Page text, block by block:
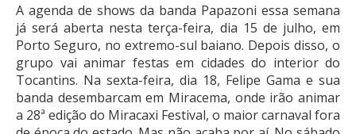
A agenda de shows da banda Papazoni essa semana
já será aberta nesta terça-feira, dia 15 de julho, em
Porto Seguro, no extremo-sul baiano. Depois disso, o
grupo vai animar festas em cidades do interior do
Tocantins. Na sexta-feira, dia 18, Felipe Gama e sua
banda desembarcam em Miracema, onde irão animar
a 28ª edição do Miracaxi Festival, o maior carnaval fora